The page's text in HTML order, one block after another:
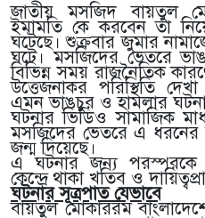
জাতীয় মসজিদ বায়তুল
ইমামতি কে করবেন তা
ঘটেছে। শুক্রবার জুমার
ঘটে। মসজিদের ভেতরে
বিভিন্ন সময় রাজনৈতিক
উত্তেজনাকর পরিস্থিতি
এমন ভাঙচুর ও হামলার ঘটনা
ঘটনার ভিডিও সামাজিক
মসজিদের ভেতরে এ ধরনের
জন্ম দিয়েছে।
এ ঘটনার জন্য পরস্পরকে
কেন্দ্রে থাকা খতিব ও
ঘটনার সূত্রপাত যেভাবে
বায়তুল মোকাররম